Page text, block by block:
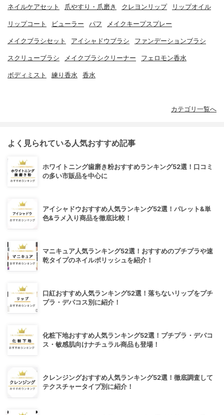
ネイルケアセット 爪やすり・爪磨き クレヨンリップ リップオイル
リップコート ビューラー パフ メイクキープスプレー
メイクブラシセット アイシャドウブラシ ファンデーションブラシ
スクリューブラシ メイクブラシクリーナー フェロモン香水
ボディミスト 練り香水 香水
カテゴリ一覧へ
よく見られている人気おすすめ記事
ホワイトニング歯磨き粉おすすめランキング52選！口コミ
の多い市販品を中心に
アイシャドウおすすめ人気ランキング52選！パレット&単
色&ラメ入り商品を徹底比較！
マニキュア人気ランキング52選！おすすめのプチプラや速
乾タイプのネイルポリッシュを紹介！
口紅おすすめ人気ランキング52選！落ちないリップをプチ
プラ・デパコス別に紹介！
化粧下地おすすめ人気ランキング52選！プチプラ・デパコ
ス・敏感肌向けナチュラル商品も登場！
クレンジングおすすめ人気ランキング52選！徹底調査して
テクスチャータイプ別に紹介！